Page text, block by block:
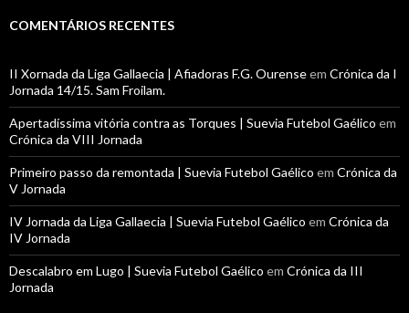
COMENTÁRIOS RECENTES
II Xornada da Liga Gallaecia | Afiadoras F.G. Ourenseem Crónica da I
Jornada 14/15. Sam Froilam.
Apertadíssima vitória contra as Torques | Suevia Futebol Gaélico em
Crónica da VIII Jornada
Primeiro passo da remontada | Suevia Futebol Gaélico em Crónica da
V Jornada
IV Jornada da Liga Gallaecia | Suevia Futebol Gaélico em Crónica da
IV Jornada
Descalabro em Lugo | Suevia Futebol Gaélico em Crónica da III
Jornada